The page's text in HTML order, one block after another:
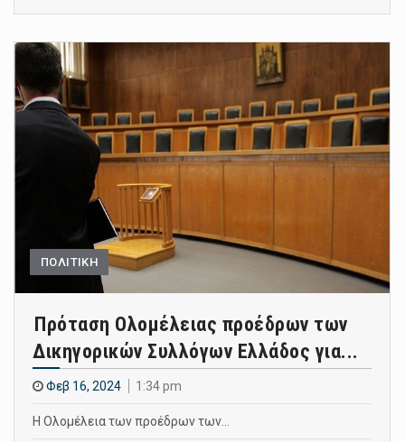
ΠΟΛΙΤΙΚΗ
Πρόταση Ολομέλειας προέδρων των
Δικηγορικών Συλλόγων Ελλάδος για...
Φεβ 16, 2024 1:34 pm
Η Ολομέλεια των προέδρων των…